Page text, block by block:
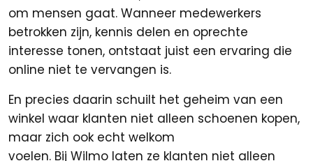
om mensen gaat. Wanneer medewerkers
betrokken zijn, kennis delen en oprechte
interesse tonen, ontstaat juist een ervaring die
online niet te vervangen is.
En precies daarin schuilt het geheim van een
winkel waar klanten niet alleen schoenen kopen,
maar zich ook echt welkom
voelen. Bij Wilmo laten ze klanten niet alleen